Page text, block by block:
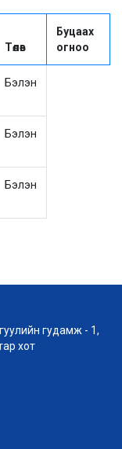
Төлөв
Буцаах
огноо
Бэлэн
Бэлэн
Бэлэн
гудамж - 1,
хот